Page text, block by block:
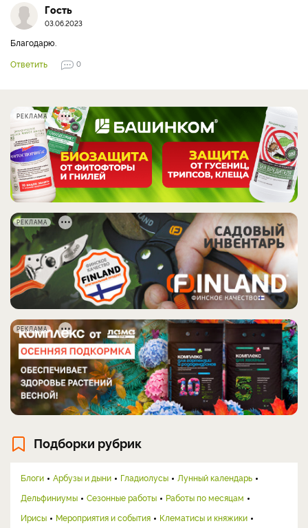
Гость
03.06.2023
Благодарю.
Ответить
0
РЕКЛАМА
РЕКЛАМА
РЕКЛАМА
Подборки рубрик
Блоги Арбузы и дыни Гладиолусы
Лунный календарь
Дельфиниумы
Сезонные работы
Работы по месяцам
Ирисы
Мероприятия и события
Клематисы и княжики